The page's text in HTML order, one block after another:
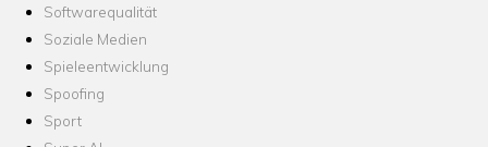
Softwarequalität
Soziale Medien
Spieleentwicklung
Spoofing
Sport